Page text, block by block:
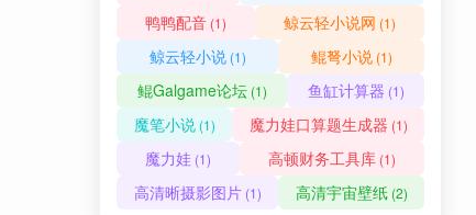
鸭鸭配音 (1) 鲸云轻小说网 (1)
鲸云轻小说(1) 鲲弩小说(1)
鲲Galgame论坛(1) 鱼缸计算器 (1)
魔笔小说(1) 魔力娃口算题生成器 (1)
魔力娃 (1) 高顿财务工具库 (1)
高清晰摄影图片(1) 高清宇宙壁纸(2)